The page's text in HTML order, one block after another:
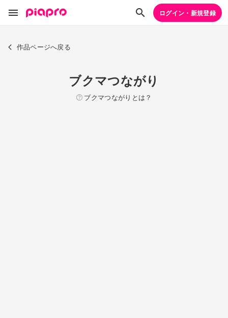
ログイン・新規登録
作品ページへ戻る
ブクマつながり
ブクマつながりとは？